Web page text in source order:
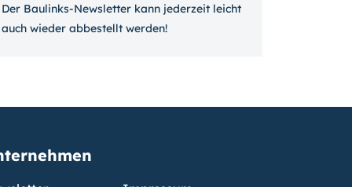
Der Baulinks-Newsletter kann jeder­zeit leicht
auch wieder ab­bestellt werden!